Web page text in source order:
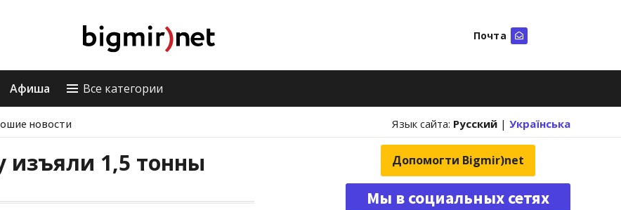
Почта
Афиша Все категории
новости Язык сайта: Русский | Українська
изъяли 1,5 тонны Допомогти Bigmir)net
Мы в социальных сетях